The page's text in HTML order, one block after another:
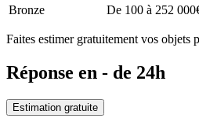
Bronze De 100 à 252
Faites estimer gratuitement vos objets
Réponse en - de 24h
Estimation gratuite